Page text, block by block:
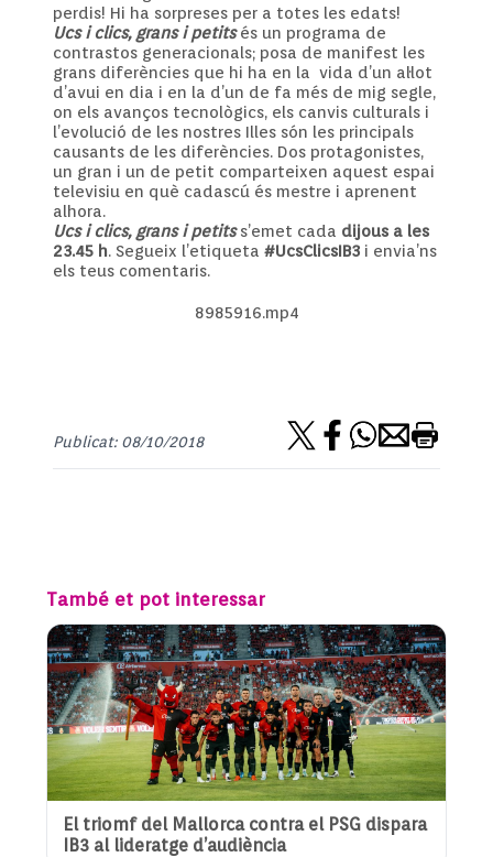
perdis! Hi ha sorpreses per a totes les edats!
Ucs i clics, grans i petitsés un programa de
contrastos generacionals; posa de manifest les
grans diferències que hi ha en la vida d’un al·lot
d’avui en dia i en la d’un de fa més de mig segle,
on els avanços tecnològics, els canvis culturals i
l’evolució de les nostres Illes són les principals
causants de les diferències. Dos protagonistes,
un gran i un de petit comparteixen aquest espai
televisiu en què cadascú és mestre i aprenent
alhora.
Ucs i clics, grans i petitss’emet cada dijous a les
23.45 h. Segueix l’etiqueta #UcsClicsIB3 i envia’ns
els teus comentaris.
8985916.mp4
Publicat: 08/10/2018
També et pot interessar
El triomf del Mallorca contra el PSG dispara
IB3 al lideratge d’audiència